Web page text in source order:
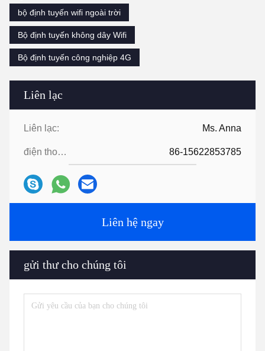
Liên lạc
Liên lạc: Ms. Anna
điện thoại: 86-15622853785
Liên hệ ngay
gửi thư cho chúng tôi
bộ định tuyến wifi ngoài trời
Bộ định tuyến không dây Wifi
Bộ định tuyến công nghiệp 4G